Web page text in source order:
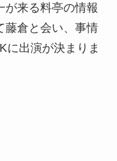
が来る料亭の情報
藤倉と会い、事情
に出演が決まりま